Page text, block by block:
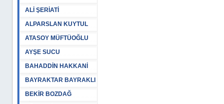
ALİ ŞERİATİ
ALPARSLAN KUYTUL
ATASOY MÜFTÜOĞLU
AYŞE SUCU
BAHADDİN HAKKANİ
BAYRAKTAR BAYRAKLI
BEKİR BOZDAĞ